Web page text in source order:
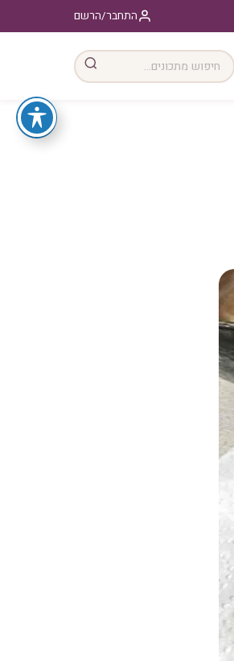
התחבר/הרשם